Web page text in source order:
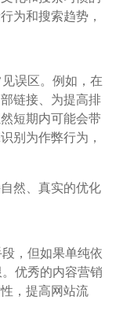
为和搜索趋势，
误区。例如，在
链接、为提高排
短期内可能会带
别为作弊行为，
然、真实的优化
，但如果单纯依
优秀的内容营销
，提高网站流